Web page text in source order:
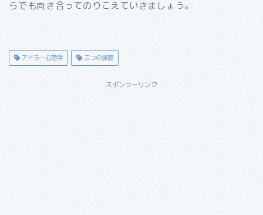
らでも向き合ってのりこえていきましょう。
アドラー心理学 三つの課題
スポンサーリンク